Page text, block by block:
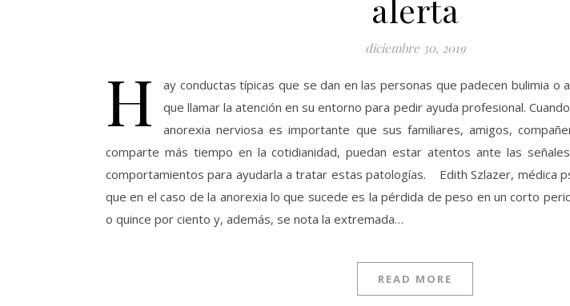
alerta
diciembre 30, 2019
H
ay conductas típicas que se dan en las personas que padecen bulimia o
que llamar la atención en su entorno para pedir ayuda profesional.
anorexia nerviosa es importante que sus familiares, amigos,
comparte más tiempo en la cotidianidad, puedan estar atentos ante las
comportamientos para ayudarla a tratar estas patologías. Edith Szlazer, médica
que en el caso de la anorexia lo que sucede es la pérdida de peso en un corto
o quince por ciento y, además, se nota la extremada…
READ MORE